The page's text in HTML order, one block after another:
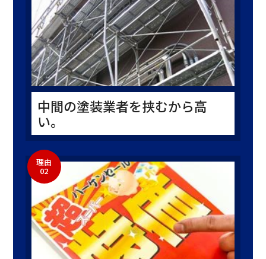
中間の塗装業者を挟むから高
い。
理由
02